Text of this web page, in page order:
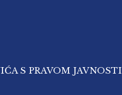
S PRAVOM JAVNOSTI